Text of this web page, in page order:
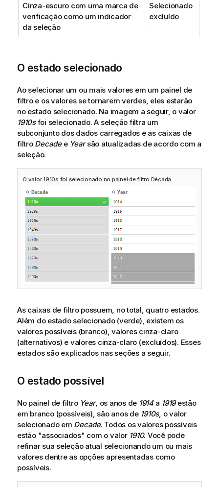
Cinza-escuro com uma marca de
verificação como um indicador
da seleção
Selecionado
excluído
O estado selecionado
Ao selecionar um ou mais valores em um painel de
filtro e os valores se tornarem verdes, eles estarão
no estado selecionado. Na imagem a seguir, o valor
1910sfoi selecionado. A seleção filtra um
subconjunto dos dados carregados e as caixas de
filtro Decadee Yearsão atualizadas de acordo com a
seleção.
O valor 1910s foi selecionado no painel de filtro Década.
As caixas de filtro possuem, no total, quatro estados.
Além do estado selecionado (verde), existem os
valores possíveis (branco), valores cinza-claro
(alternativos) e valores cinza-claro (excluídos). Esses
estados são explicados nas seções a seguir.
O estado possível
No painel de filtro Year, os anos de 1914a 1919estão
em branco (possíveis), são anos de 1910s, o valor
selecionado em Decade. Todos os valores possíveis
estão "associados" com o valor 1910. Você pode
refinar sua seleção atual selecionando um ou mais
valores dentre as opções apresentadas como
possíveis.